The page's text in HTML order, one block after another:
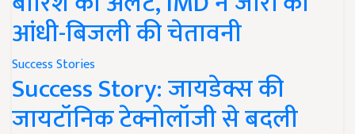
आंधी-बिजली की चेतावनी
Success Stories
Success Story: जायडेक्स की
जायटॉनिक टेक्नोलॉजी से बदली